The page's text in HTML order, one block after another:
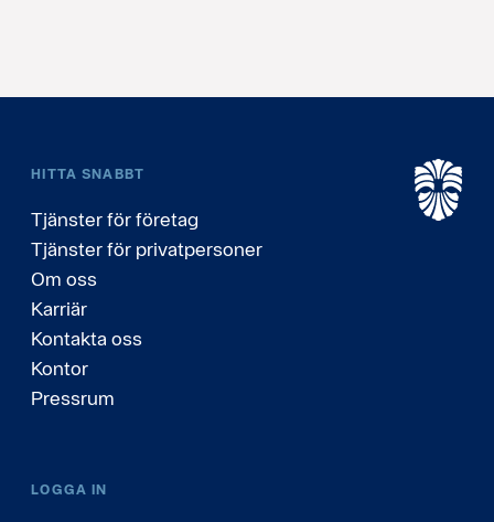
HITTA SNABBT
Tjänster för företag
Tjänster för privatpersoner
Om oss
Karriär
Kontakta oss
Kontor
Pressrum
LOGGA IN